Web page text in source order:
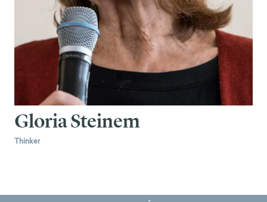
Gloria Steinem
Thinker